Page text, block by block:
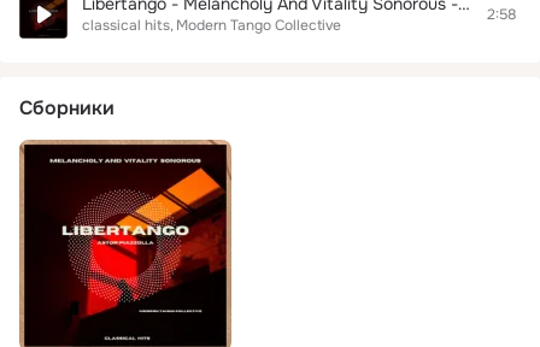
classical hits Modern Tango Collective
2:58
Сборники